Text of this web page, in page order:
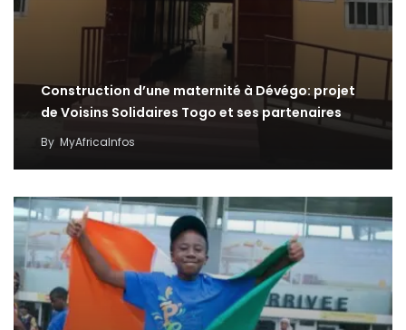
Construction d’une maternité à Dévégo: projet
de Voisins Solidaires Togo et ses partenaires
By MyAfricaInfos